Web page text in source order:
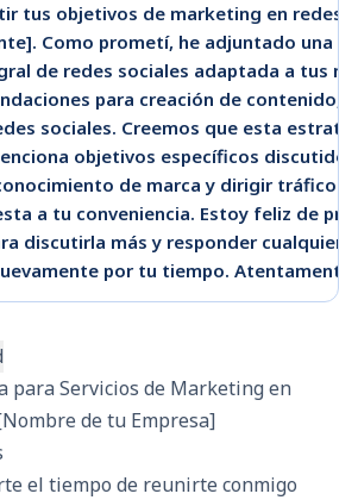
tus objetivos de marketing en redes
Como prometí, he adjuntado una
de redes sociales adaptada a tus
para creación de contenido,
sociales. Creemos que esta
objetivos específicos
de marca y dirigir tráfico
a tu conveniencia. Estoy feliz de
discutirla más y responder cualquier
por tu tiempo.
para Servicios de Marketing en
de tu Empresa]
el tiempo de reunirte conmigo